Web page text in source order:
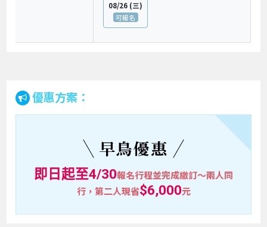
優惠方案：
早鳥優惠
即日起至4/30報名行程並完成繳訂～兩人同
行，第二人現省$6,000元
08/26 (三)
可報名